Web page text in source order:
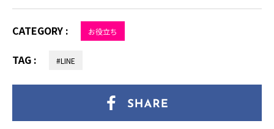
CATEGORY : お役立ち
TAG : #LINE